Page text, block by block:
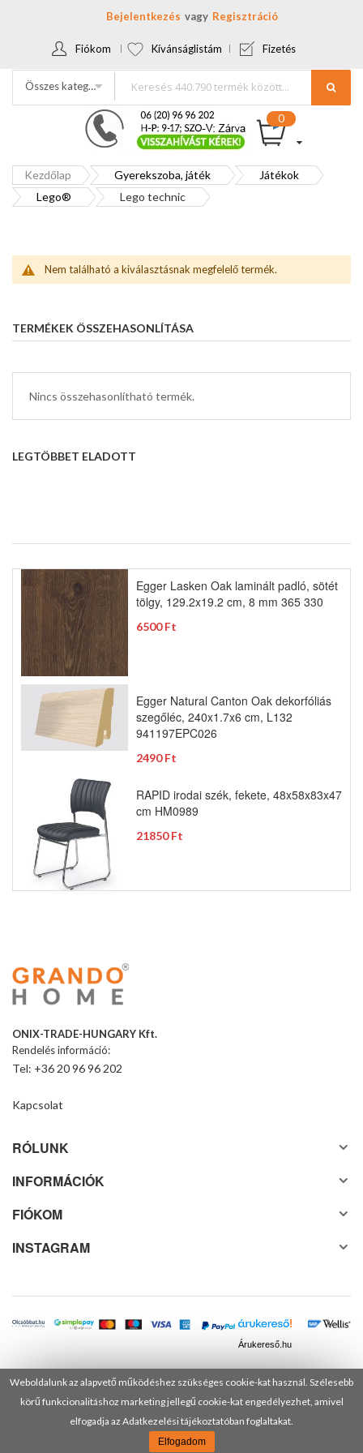
Weboldalunk az alapvető működéshez szükséges cookie-kat használ. Szélesebb
körű funkcionalitáshoz marketing jellegű cookie-kat engedélyezhet, amivel
elfogadja az Adatkezelési tájékoztatóban foglaltakat.
Elfogadom
Bejelentkezés Regisztráció
Fiókom Kívánságlistám Fizetés
Összes kategória
Kezdőlap Gyerekszoba, játék
Játékok
Lego®
Lego technic
Nem található a kiválasztásnak megfelelő termék.
TERMÉKEK ÖSSZEHASONLÍTÁSA
Nincs összehasonlítható termék.
LEGTÖBBET ELADOTT
Egger Lasken Oak laminált padló, sötét
tölgy, 129.2x19.2 cm, 8 mm 365 330
6500 Ft
Egger Natural Canton Oak dekorfóliás
szegőléc, 240x1.7x6 cm, L132
941197EPC026
2490 Ft
RAPID irodai szék, fekete, 48x58x83x47
cm HM0989
21850 Ft
ONIX-TRADE-HUNGARY Kft.
Rendelés információ:
Tel: +36 20 96 96 202
Kapcsolat
RÓLUNK
INFORMÁCIÓK
FIÓKOM
INSTAGRAM
Árukereső.hu
© 2025 Minden jog fenntartva! DANUSA Hungary Kft.